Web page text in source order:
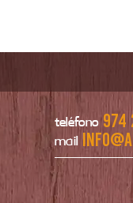
teléfono 974
mail